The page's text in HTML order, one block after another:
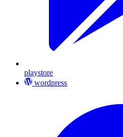
playstore
wordpress